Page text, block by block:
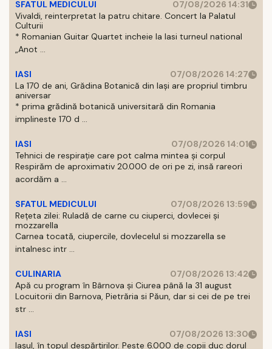
SFATUL MEDICULUI
07/08/2026 14:31
Vivaldi, reinterpretat la patru chitare. Concert la Palatul
Culturii
* Romanian Guitar Quartet incheie la Iasi turneul national
„Anot ...
IASI
07/08/2026 14:27
La 170 de ani, Grădina Botanică din Iași are propriul timbru
aniversar
* prima grădină botanică universitară din Romania
implineste 170 d ...
IASI
07/08/2026 14:01
Tehnici de respirație care pot calma mintea și corpul
Respirăm de aproximativ 20.000 de ori pe zi, insă rareori
acordăm a ...
SFATUL MEDICULUI
07/08/2026 13:59
Rețeta zilei: Ruladă de carne cu ciuperci, dovlecei și
mozzarella
Carnea tocată, ciupercile, dovlecelul si mozzarella se
intalnesc intr ...
CULINARIA
07/08/2026 13:42
Apă cu program în Bârnova și Ciurea până la 31 august
Locuitorii din Barnova, Pietrăria si Păun, dar si cei de pe trei
str ...
IASI
07/08/2026 13:30
Iașul, în topul despărțirilor. Peste 6.000 de copii duc dorul